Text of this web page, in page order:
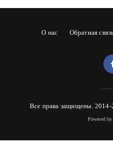
О нас Обратная
Все права защищены.
Powered